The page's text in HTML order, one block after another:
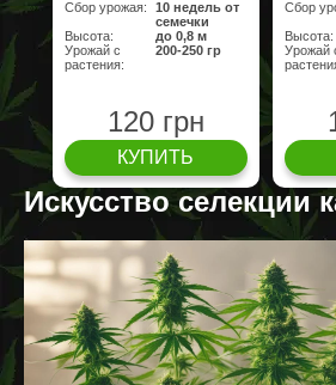
Сбор урожая:
10 недель от
семечки
Высота:
до 0,8 м
Урожай с
растения:
200-250 гр
120 грн
КУПИТЬ
Сбор
Высота:
Урожай
Искусство селекции